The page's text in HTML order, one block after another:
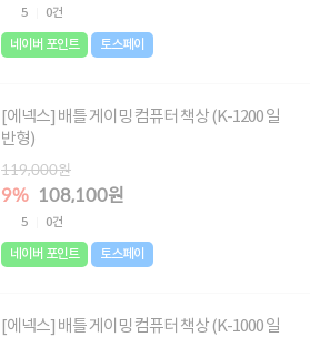
5 0건
네이버 포인트 토스페이
[에넥스] 배틀 게이밍 컴퓨터 책상 (K-1200 일
반형)
119,000원
9% 108,100원
5 0건
네이버 포인트 토스페이
[에넥스] 배틀 게이밍 컴퓨터 책상 (K-1000 일